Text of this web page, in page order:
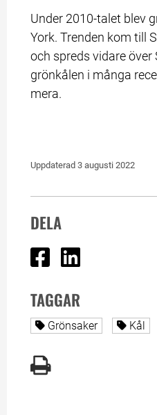
Under 2010-talet blev
York. Trenden kom till
och spreds vidare över
grönkålen i många
mera.
Uppdaterad 3 augusti 2022
DELA
Dela på
TAGGAR
Alla sidor taggade med
Grönsaker Alla
Kål